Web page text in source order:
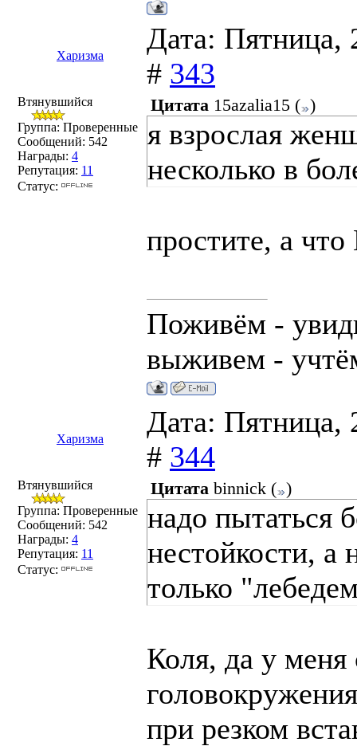
Харизма
Дата: Пятница,
# 343
Втянувшийся
Группа: Проверенные
Сообщений: 542
Награды: 4
Репутация: 11
Статус:
Цитата 15azalia15 ( )
я взрослая
несколько в
простите, а
Поживём -
выживем -
Харизма
Дата: Пятница,
# 344
Втянувшийся
Группа: Проверенные
Сообщений: 542
Награды: 4
Репутация: 11
Статус:
Цитата binnick ( )
надо пытаться
нестойкости, а
только
Коля, да у
при резком